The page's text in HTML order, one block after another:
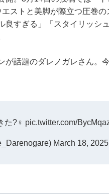
ストと美脚が際立つ圧巻
すぎる」「スタイリッシ
が話題のダレノガレさん。
た?️‍♀️ pic.twitter.com/
March 18, 2025